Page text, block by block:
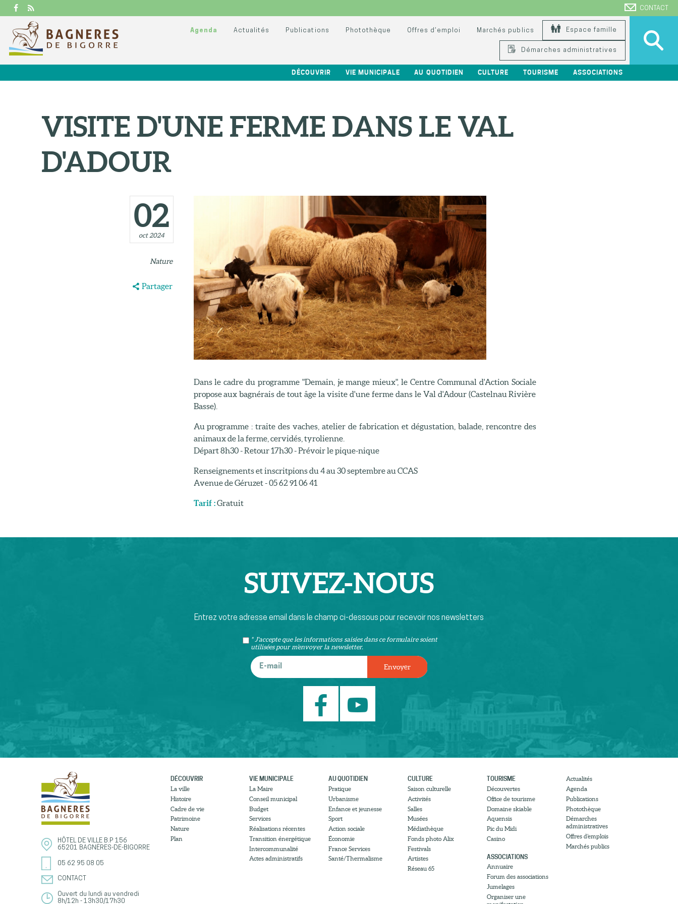
CONTACT
Agenda Actualités Publications Photothèque Offres d’emploi Marchés publics Espace famille
Démarches administratives
DÉCOUVRIR VIE MUNICIPALE AU QUOTIDIEN CULTURE TOURISME ASSOCIATIONS
VISITE D'UNE FERME DANS LE VAL
D'ADOUR
02
oct 2024
Nature
Partager
Dans le cadre du programme "Demain, je mange mieux", le Centre Communal d'Action Sociale
propose aux bagnérais de tout âge la visite d'une ferme dans le Val d'Adour (Castelnau Rivière
Basse).
Au programme : traite des vaches, atelier de fabrication et dégustation, balade, rencontre des
animaux de la ferme, cervidés, tyrolienne.
Départ 8h30 - Retour 17h30 - Prévoir le pique-nique
Renseignements et inscritpions du 4 au 30 septembre au CCAS
Avenue de Géruzet - 05 62 91 06 41
Tarif :Gratuit
SUIVEZ-NOUS
Entrez votre adresse email dans le champ ci-dessous pour recevoir nos newsletters
* J'accepte que les informations saisies dans ce formulaire soient
utilisées pour m’envoyer la newsletter.
HÔTEL DE VILLE B.P 156
65201 BAGNÈRES-DE-BIGORRE
05 62 95 08 05
CONTACT
Ouvert du lundi au vendredi
8h/12h - 13h30/17h30
DÉCOUVRIR
La ville
Histoire
Cadre de vie
Patrimoine
Nature
Plan
VIE MUNICIPALE
La Maire
Conseil municipal
Budget
Services
Réalisations récentes
Transition énergétique
Intercommunalité
Actes administratifs
AU QUOTIDIEN
Pratique
Urbanisme
Enfance et jeunesse
Sport
Action sociale
Économie
France Services
Santé/Thermalisme
CULTURE
Saison culturelle
Activités
Salles
Musées
Médiathèque
Fonds photo Alix
Festivals
Artistes
Réseau 65
TOURISME
Découvertes
Office de tourisme
Domaine skiable
Aquensis
Pic du Midi
Casino
ASSOCIATIONS
Annuaire
Forum des associations
Jumelages
Organiser une
Actualités
Agenda
Publications
Photothèque
Démarches
administratives
Offres d’emplois
Marchés publics